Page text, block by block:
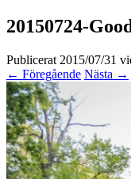
20150724-
Publicerat 2015/07/31
← Föregående Nästa →